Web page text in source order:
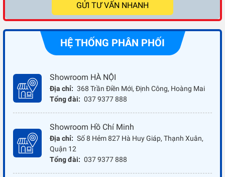
GỬI TƯ VẤN NHANH
HỆ THỐNG PHÂN PHỐI
Showroom HÀ NỘI
Địa chỉ: 368 Trần Điền Mới, Định Công, Hoàng Mai
Tổng đài: 037 9377 888
Showroom Hồ Chí Minh
Địa chỉ: Số 8 Hẻm 827 Hà Huy Giáp, Thạnh Xuân,
Quận 12
Tổng đài: 037 9377 888